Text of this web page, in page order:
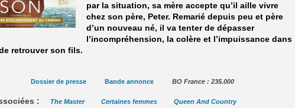
par la situation, sa mère accepte qu’il aille vivre
chez son père, Peter. Remarié depuis peu et père
d’un nouveau né, il va tenter de dépasser
l’incompréhension, la colère et l’impuissance dans
de retrouver son fils.
Dossier de presse Bande annonce BO France : 235.000
: The Master Certaines femmes Queen And Country